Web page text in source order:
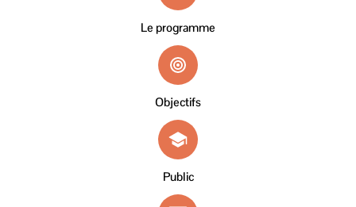
Le programme
Objectifs
Public